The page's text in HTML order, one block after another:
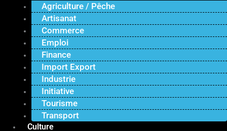
Agriculture / Pêche
Artisanat
Commerce
Emploi
Finance
Import Export
Industrie
Initiative
Tourisme
Transport
Culture